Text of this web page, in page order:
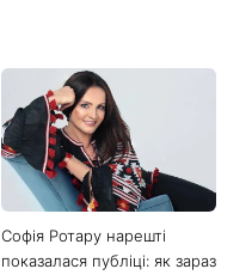
Софія Ротару нарешті
показалася публіці: як зараз